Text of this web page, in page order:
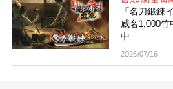
「名刀鍛錬
威名1,000竹
中
2026/07/16